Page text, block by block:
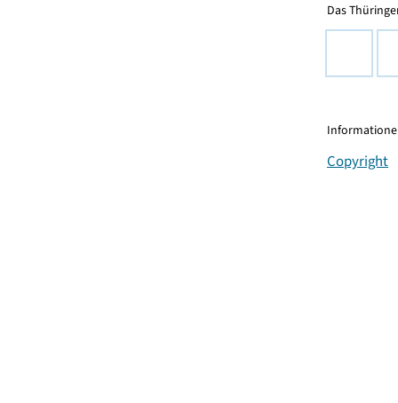
Das
Copyright